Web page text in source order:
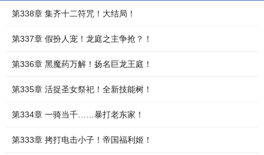
第338章 集齐十二符咒！大结局！
第337章 假扮人宠！龙庭之主争抢？！
第336章 黑魔药万解！扬名巨龙王庭！
第335章 活捉圣女祭祀！全新技能树！
第334章 一骑当千……暴打老东家！
第333章 拷打电击小子！帝国福利姬！